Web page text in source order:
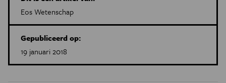
Eos Wetenschap
Gepubliceerd op:
19 januari 2018